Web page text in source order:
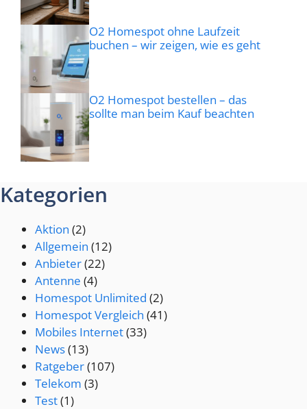
O2 Homespot ohne Laufzeit
buchen – wir zeigen, wie es geht
O2 Homespot bestellen – das
sollte man beim Kauf beachten
Kategorien
Aktion (2)
Allgemein (12)
Anbieter(22)
Antenne (4)
Homespot Unlimited (2)
Homespot Vergleich (41)
Mobiles Internet(33)
News(13)
Ratgeber(107)
Telekom (3)
Test(1)